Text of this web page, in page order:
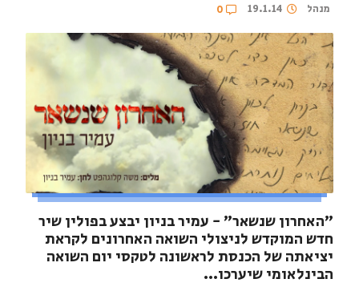
מנהל 19.1.14
0
"האחרון שנשאר" - עמיר בניון יבצע בפולין שיר
חדש המוקדש לניצולי השואה האחרונים לקראת
יציאתה של הכנסת לראשונה לטקסי יום השואה
הבינלאומי שיערכו...